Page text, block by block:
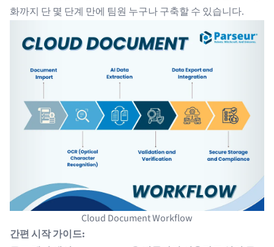
화까지 단 몇 단계 만에 팀원 누구나 구축할 수 있습니다.
Cloud Document Workflow
간편 시작 가이드: